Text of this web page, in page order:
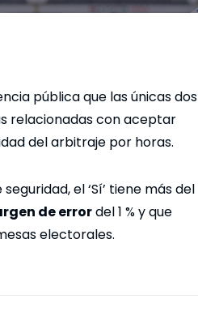
pública que las únicas dos
relacionadas con aceptar
del arbitraje por horas.
el ‘Sí’ tiene más del
de errordel 1 % y que
electorales.